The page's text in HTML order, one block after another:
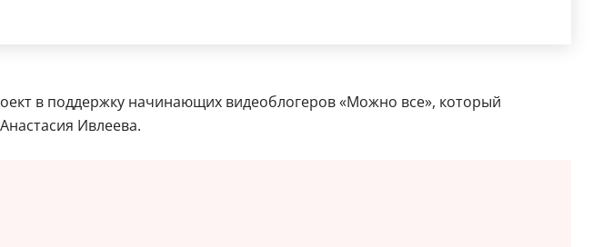
в поддержку начинающих видеоблогеров «Можно все», который
Ивлеева.